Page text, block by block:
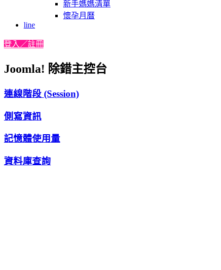
新手媽媽清單
懷孕月曆
line
登入／註冊
Joomla! 除錯主控台
連線階段 (Session)
側寫資訊
記憶體使用量
資料庫查詢